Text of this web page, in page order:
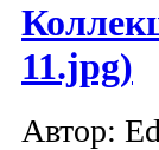
11.jpg)
Автор: